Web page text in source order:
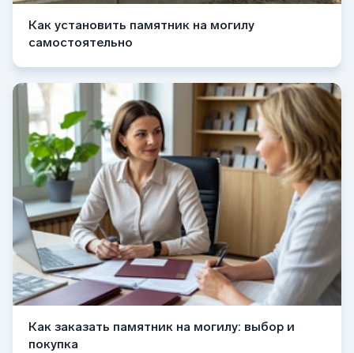
Как установить памятник на могилу
самостоятельно
Как заказать памятник на могилу: выбор и
покупка